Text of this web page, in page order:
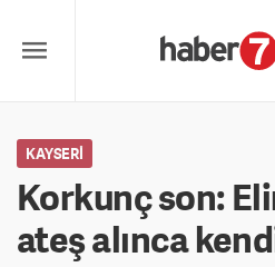
KAYSERI
Korkunç son:
ateş alınca